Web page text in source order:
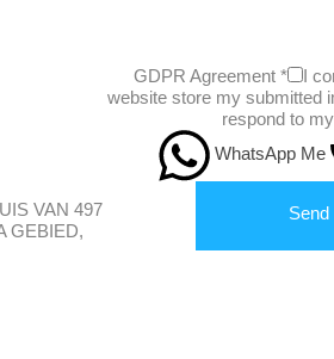
VAN 497
GEBIED,
GDPR Agreement *
I
website store my submitted
respond to
WhatsApp Me